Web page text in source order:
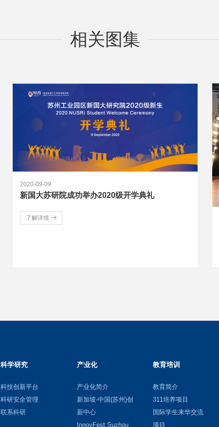
相关图集
2020-09-09
新国大苏研院成功举办2020级开学典礼
了解详情
科学研究
科技创新平台
科研安全管理
联系科研
产业化
产业化简介
新加坡-中国(苏州)创
新中心
InnovFest Suzhou
教育培训
教育简介
311培养项目
国际学生来华交流
项目